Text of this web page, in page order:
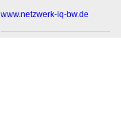
www.netzwerk-iq-bw.de